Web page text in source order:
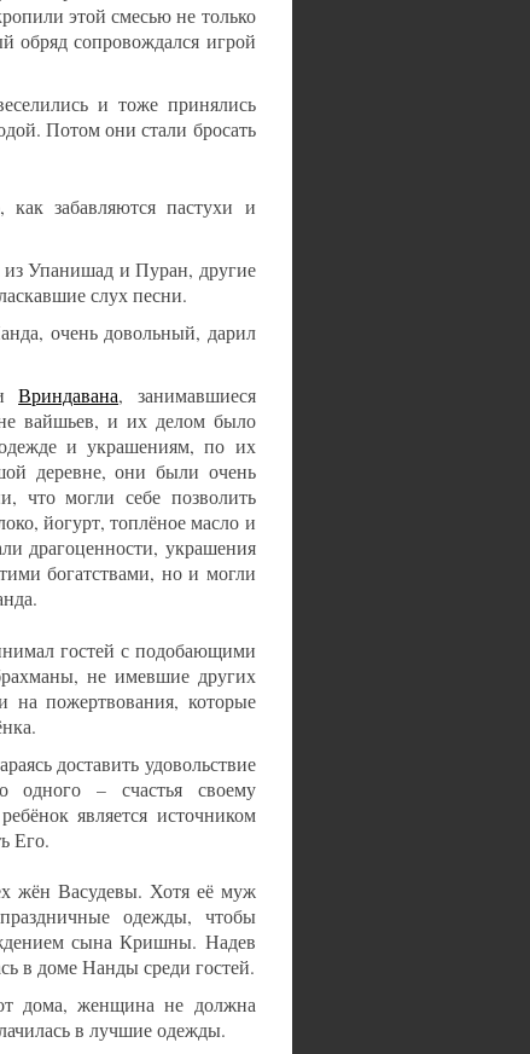
этой смесью не только
обряд сопровождался игрой
и тоже принялись
Потом они стали бросать
забавляются пастухи и
Упанишад и Пуран, другие
слух песни.
очень довольный, дарил
Вриндавана, занимавшиеся
вайшьев, и их делом было
и украшениям, по их
деревне, они были очень
что могли себе позволить
йогурт, топлёное масло и
драгоценности, украшения
богатствами, но и могли
гостей с подобающими
не имевшие других
на пожертвования, которые
доставить удовольствие
одного – счастья своему
является источником
Его.
жён Васудевы. Хотя её муж
одежды, чтобы
сына Кришны. Надев
в доме Нанды среди гостей.
дома, женщина не должна
в лучшие одежды.